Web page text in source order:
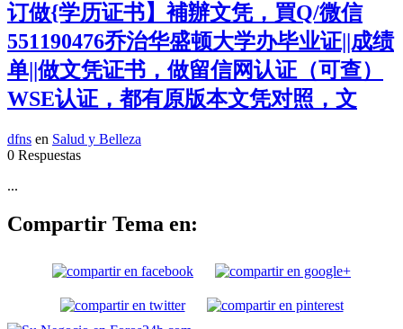
订做{学历证书】補辦文凭，買Q/微信
551190476乔治华盛顿大学办毕业证||成绩
单||做文凭证书，做留信网认证（可查）
WSE认证，都有原版本文凭对照，文
dfns en Salud y Belleza
0 Respuestas
...
Compartir Tema en: